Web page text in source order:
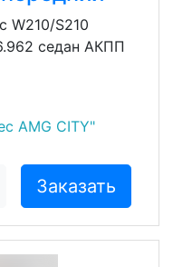
W210/S210
седан АКПП
AMG CITY"
Заказать